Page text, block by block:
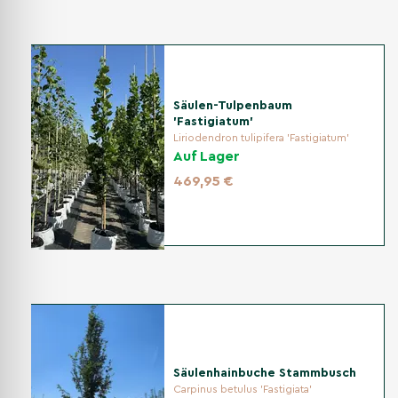
entwickelt und auch während trockener oder kalter Perioden
ausreichend versorgt bleibt.
Standort
Wählen Sie einen sonnigen bis halbschattigen und
möglichst geschützten Standort. Ausreichend Licht
unterstützt eine dichte Krone und eine reiche
Blütenbildung. Schutz vor kaltem, austrocknendem Wind
verringert das Risiko von Blatt- und Frostschäden. Da die
Magnolie flach wurzelt, sollte die Baumscheibe nicht
Pflanzzeit
Pflanzen Sie die Magnolie vorzugsweise während der
Vegetationsruhe im Herbst oder im zeitigen Frühjahr. Der
Säulen-Tulpenbaum
'Fastigiatum'
Liriodendron tulipifera 'Fastigiatum'
Auf Lager
469,95 €
Säulenhainbuche Stammbusch
Carpinus betulus 'Fastigiata'